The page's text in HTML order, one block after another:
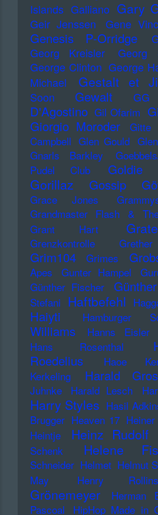
Islands Galliano Gary
Geir Jenssen Gene
Genesis P-Orridge
Georg Kreisler
Georg
George Clinton George
Michael
Gestalt et
Soon
Gewalt
D'Agostino Gil Ofarim
Giorgio Moroder
Gitte
Campbell Glen Gould
Gnarls Barkley
Pudel Club
Goldie
Gorillaz Gossip
Grace Jones
Grandmaster Flash &
Grant Hart
Grenzkontrolle
Grim104 Grimes
Apes
Gunter Hampel
Günther Fischer
Stefani Haftbefehl
Haiyti Hamburger
Williams
Hanns Eisler
Hans Rosenthal
Roedelius
Haoe
Kerkeling
Harald
Juhnke
Harald Lesch
Harry Styles Hasil
Brugger Heaven 17
Heintje
Heinz Rudolf
Schenk
Helene
Schneider Helmet Helmut
May
Henry Rollins
Grönemeyer
Herman
Pascoal
HipHop Made in